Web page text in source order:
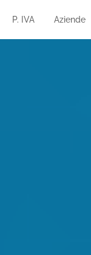
P. IVA Aziende